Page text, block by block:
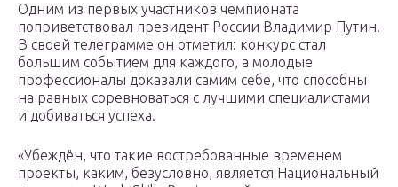
Одним из первых участников чемпионата
поприветствовал президент России Владимир Путин.
В своей телеграмме он отметил: конкурс стал
большим событием для каждого, а молодые
профессионалы доказали самим себе, что способны
на равных соревноваться с лучшими специалистами
и добиваться успеха.
«Убеждён, что такие востребованные временем
проекты, каким, безусловно, является Национальный